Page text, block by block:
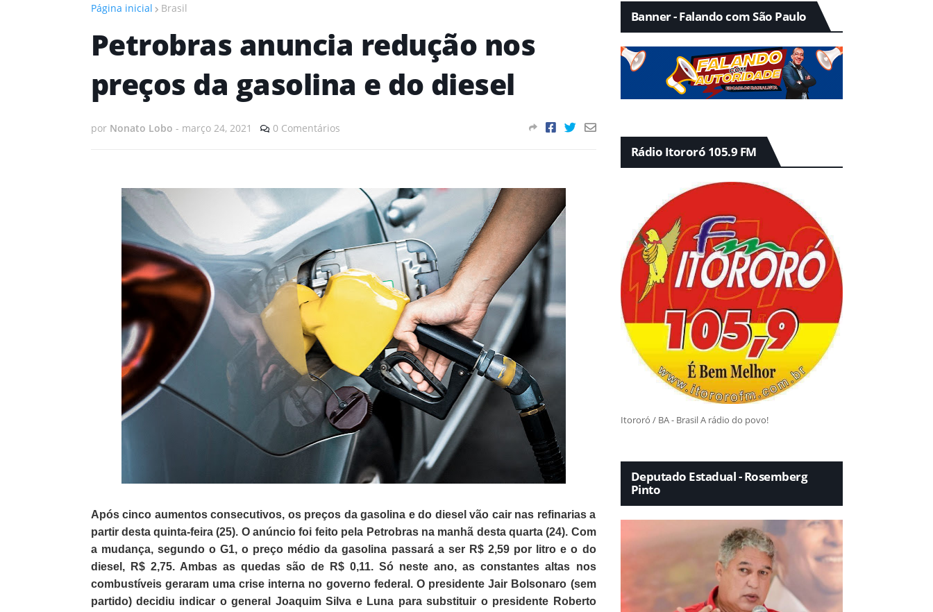
Página inicial Brasil
Petrobras anuncia redução nos
preços da gasolina e do diesel
por Nonato Lobo - março 24, 2021 0 Comentários
Após cinco aumentos consecutivos, os preços da gasolina e do diesel vão cair nas refinarias a
partir desta quinta-feira (25). O anúncio foi feito pela Petrobras na manhã desta quarta (24). Com
a mudança, segundo o G1, o preço médio da gasolina passará a ser R$ 2,59 por litro e o do
diesel, R$ 2,75. Ambas as quedas são de R$ 0,11. Só neste ano, as constantes altas nos
combustíveis geraram uma crise interna no governo federal. O presidente Jair Bolsonaro (sem
partido) decidiu indicar o general Joaquim Silva e Luna para substituir o presidente Roberto
Banner - Falando com São Paulo
Rádio Itororó 105.9 FM
Itororó / BA - Brasil A rádio do povo!
Deputado Estadual - Rosemberg
Pinto